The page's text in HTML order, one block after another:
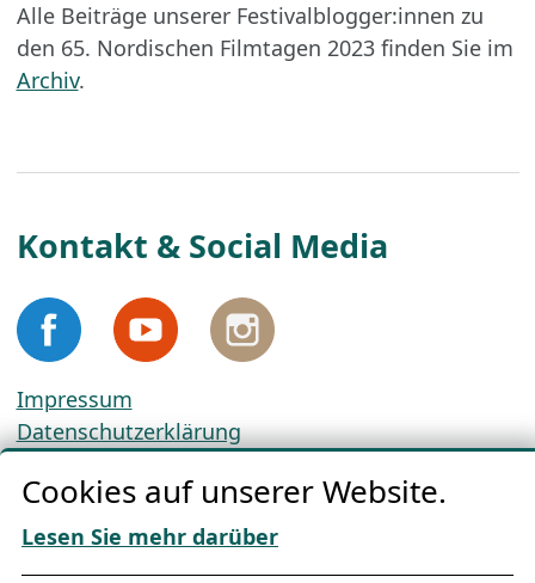
Alle Beiträge unserer Festivalblogger:innen zu
den 65. Nordischen Filmtagen 2023 finden Sie im
Archiv.
Kontakt & Social Media
Impressum
Datenschutzerklärung
AGBs
Download „Nordic Tango“
Cookies auf unserer Website.
Lesen Sie mehr darüber